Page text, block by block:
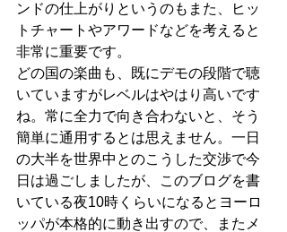
ンドの仕上がりというのもまた、ヒッ
トチャートやアワードなどを考えると
非常に重要です。
どの国の楽曲も、既にデモの段階で聴
いていますがレベルはやはり高いです
ね。常に全力で向き合わないと、そう
簡単に通用するとは思えません。一日
の大半を世界中とのこうした交渉で今
日は過ごしましたが、このブログを書
いている夜10時くらいになるとヨーロ
ッパが本格的に動き出すので、またメ